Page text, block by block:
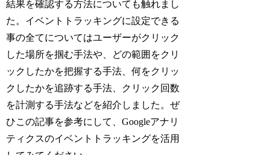
結果を確認する方法についても触れまし
た。イベントトラッキングに設定できる
事の全てについてはユーザーがクリック
した場所を掴む手法や、どの範囲をクリ
ックしたかを把握する手法、何をクリッ
クしたかを追跡する手法、クリック回数
を計測する手法などを紹介しました。ぜ
ひこの記事を参考にして、Googleアナリ
ティクスのイベントトラッキングを活用